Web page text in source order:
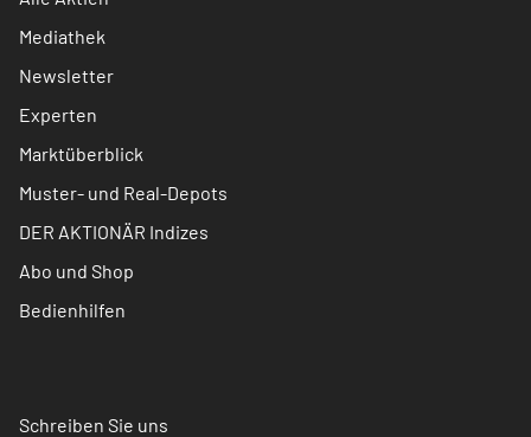
Mediathek
Newsletter
Experten
Marktüberblick
Muster- und Real-Depots
DER AKTIONÄR Indizes
Abo und Shop
Bedienhilfen
Schreiben Sie uns